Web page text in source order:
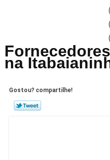
na
Gostou? compartilhe!